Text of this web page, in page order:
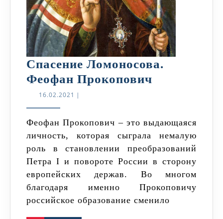
Спасение Ломоносова.
Феофан Прокопович
16.02.2021 16.02.2021
|
Феофан Прокопович – это выдающаяся
личность, которая сыграла немалую
роль в становлении преобразований
Петра I и повороте России в сторону
европейских держав. Во многом
благодаря именно Прокоповичу
российское образование сменило